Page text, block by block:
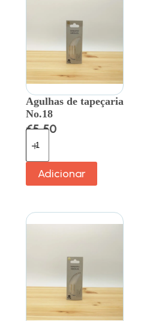
Agulhas de tapeçaria
No.18
€5.50
Adicionar